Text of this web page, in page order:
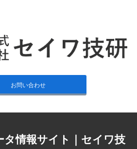
お問い合わせ
情報サイト｜セイワ技